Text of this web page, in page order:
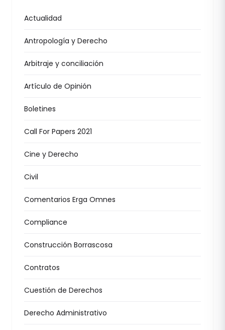
Actualidad
Antropología y Derecho
Arbitraje y conciliación
Artículo de Opinión
Boletines
Call For Papers 2021
Cine y Derecho
Civil
Comentarios Erga Omnes
Compliance
Construcción Borrascosa
Contratos
Cuestión de Derechos
Derecho Administrativo